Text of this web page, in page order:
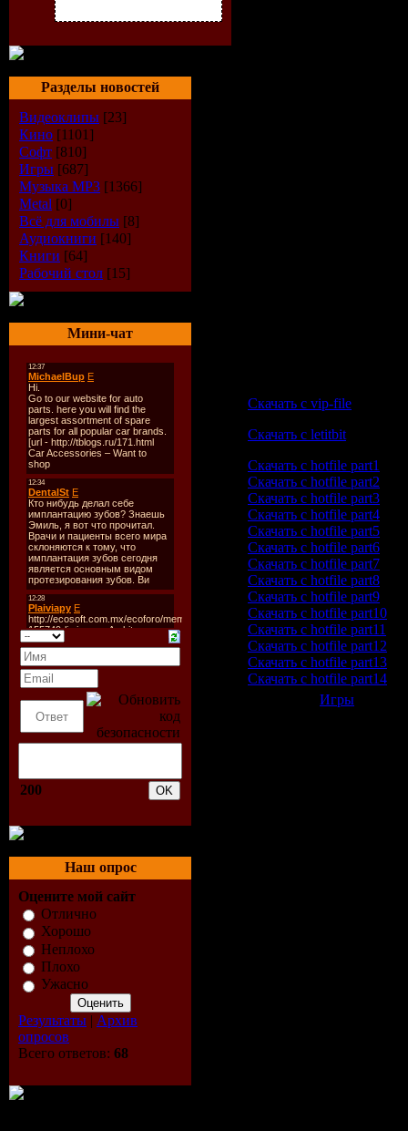
Разделы новостей
Видеоклипы [23]
Кино [1101]
Софт [810]
Игры [687]
Музыка МР3 [1366]
Metal [0]
Всё для мобилы [8]
Аудиокниги [140]
Книги [64]
Рабочий стол [15]
Мини-чат
200
Наш опрос
Оцените мой сайт
Отлично
Хорошо
Неплохо
Плохо
Ужасно
Результаты | Архив
опросов
Всего ответов: 68
Скачать с vip-file
Скачать с letitbit
Скачать с hotfile part1
Скачать с hotfile part2
Скачать с hotfile part3
Скачать с hotfile part4
Скачать с hotfile part5
Скачать с hotfile part6
Скачать с hotfile part7
Скачать с hotfile part8
Скачать с hotfile part9
Скачать с hotfile part10
Скачать с hotfile part11
Скачать с hotfile part12
Скачать с hotfile part13
Скачать с hotfile part14
Игры